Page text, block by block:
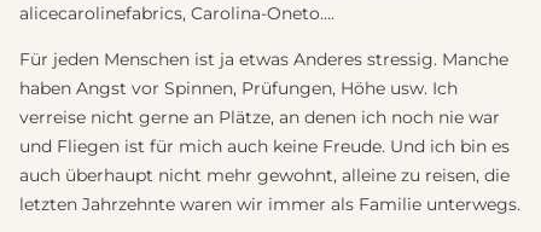
alicecarolinefabrics, Carolina-Oneto….
Für jeden Menschen ist ja etwas Anderes stressig. Manche
haben Angst vor Spinnen, Prüfungen, Höhe usw. Ich
verreise nicht gerne an Plätze, an denen ich noch nie war
und Fliegen ist für mich auch keine Freude. Und ich bin es
auch überhaupt nicht mehr gewohnt, alleine zu reisen, die
letzten Jahrzehnte waren wir immer als Familie unterwegs.